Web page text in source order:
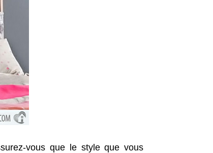
vous que le style que vous